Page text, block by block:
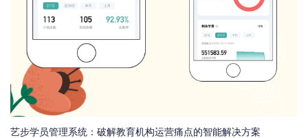
艺步学员管理系统：破解教育机构运营痛点的智能解决方案